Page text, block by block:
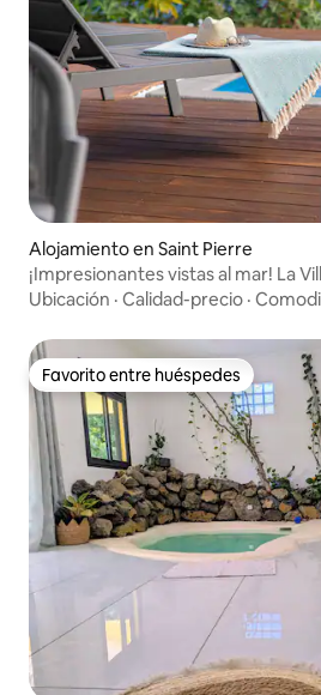
Alojamiento en Saint Pierre
¡Impresionantes vistas al mar! La
Ubicación · Calidad-precio ·
Favorito entre huéspedes
Favorito entre huéspedes